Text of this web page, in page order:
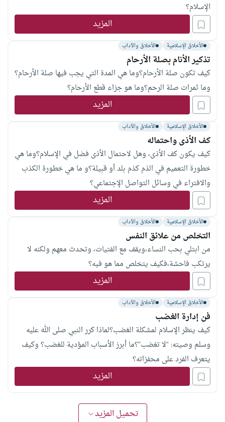
الإسلام؟
المزيد
الأخلاق الإسلامية الأخلاق والآداب
تذكير الأنام بصلة الأرحام
كيف تكون صلة الأرحام؟وما هي المدة التي يجب فيها صلة الأرحام؟
وما ثمرات صلة الرحم؟وما هو جزاء قطع الأرحام؟
المزيد
الأخلاق الإسلامية الأخلاق والآداب
كف الأذى واحتماله
كيف يكون كف الأذى، وهل لاحتمال الأذى فضل في الإسلام؟وما هي
خطورة التعميم في الذم كذم بلد أو قبيلة؟و ما هي خطورة الكذب
والافتراء في وسائل التواصل الإجتماعي؟
المزيد
الأخلاق الإسلامية الأخلاق والآداب
التخلص من علائق النفس
من ابتلي بحب النساء،ويقف مع الفتيات، وتحدث معهم ولكنه لا
يرتكب فاحشة،فكيف يتخلص مما هو فيه؟
المزيد
الأخلاق الإسلامية الأخلاق والآداب
فن إدارة الغضب
كيف ينظر الإسلام لمشكلة الغضب؟لماذا كرر النبي صلى الله عليه
وسلم وصيته: “لا تغضب”؟ما أبرز الأسباب المؤدية للغضب؟ وكيف
يتعرف الفرد على محفزاته؟
المزيد
تحميل المزيد